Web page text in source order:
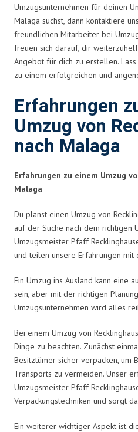
Umzugsunternehmen für deinen
Malaga suchst, dann kontaktiere
freundlichen Mitarbeiter bei
freuen sich darauf, dir
Angebot für dich zu erstellen.
zu einem erfolgreichen und
Erfahrungen
Umzug von
nach Malaga
Erfahrungen zu einem Umzug
Malaga
Du planst einen Umzug von
auf der Suche nach dem richtigen
Umzugsmeister Pfaff
und teilen unsere Erfahrungen mit
Ein Umzug ins Ausland kann eine
sein, aber mit der richtigen
Umzugsunternehmen wird alles
Bei einem Umzug von
Dinge zu beachten. Zunächst
Besitztümer sicher verpacken, um
Transports zu vermeiden. Unser
Umzugsmeister Pfaff
Verpackungstechniken und sorgt
Ein weiterer wichtiger Aspekt ist